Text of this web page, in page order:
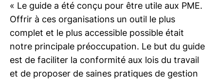
« Le guide a été conçu pour être utile aux PME.
Offrir à ces organisations un outil le plus
complet et le plus accessible possible était
notre principale préoccupation. Le but du guide
est de faciliter la conformité aux lois du travail
et de proposer de saines pratiques de gestion